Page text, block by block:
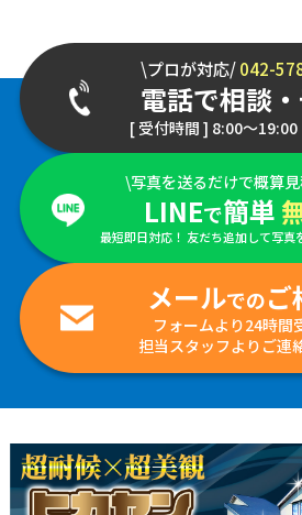
\プロが対応/042-
電話で相談
[ 受付時間 ] 8:00～19:00
\写真を送るだけで概算
LINEで簡単
最短即日対応！ 友だち追加して写真
メールでのご
フォームより24時間
担当スタッフよりご連